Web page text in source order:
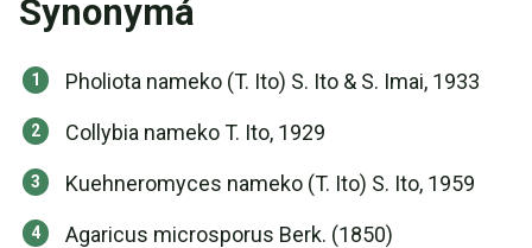
Synonymá
Pholiota nameko (T. Ito) S. Ito & S. Imai, 1933
Collybia nameko T. Ito, 1929
Kuehneromyces nameko (T. Ito) S. Ito, 1959
Agaricus microsporus Berk. (1850)